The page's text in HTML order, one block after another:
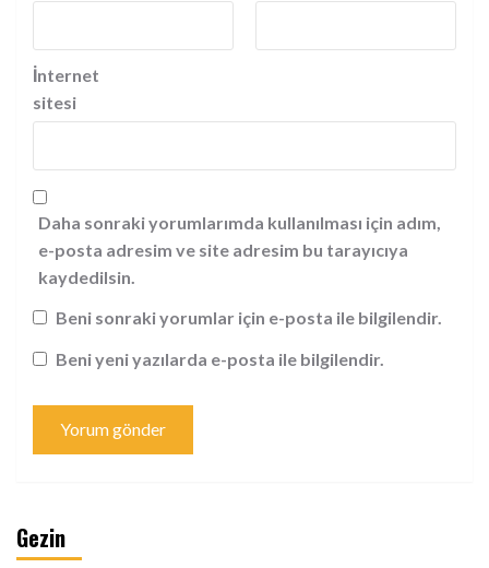
İnternet
sitesi
Daha sonraki yorumlarımda kullanılması için adım,
e-posta adresim ve site adresim bu tarayıcıya
kaydedilsin.
Beni sonraki yorumlar için e-posta ile bilgilendir.
Beni yeni yazılarda e-posta ile bilgilendir.
Gezin